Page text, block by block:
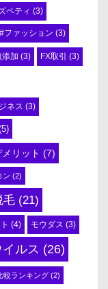
ペティ (3)
#ファッション (3)
添加 (3) FX取引 (3)
ネス (3)
リット (7)
ン (2)
毛 (21)
(4) モウダス (3)
ルス (26)
較ランキング (2)